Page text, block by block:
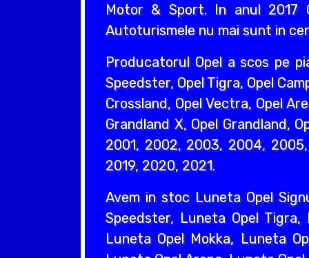
Motor & Sport. In anul 2017
Autoturismele nu mai sunt in
Producatorul Opel a scos pe
Speedster, Opel Tigra, Opel
Crossland, Opel Vectra, Opel
Grandland X, Opel Grandland,
2001, 2002, 2003, 2004,
2019, 2020, 2021.
Avem in stoc Luneta Opel
Speedster, Luneta Opel Tigra,
Luneta Opel Mokka, Luneta